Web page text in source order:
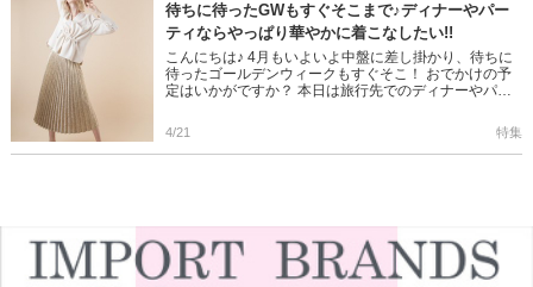
待ちに待ったGWもすぐそこまで♪ディナーやパー
ティならやっぱり華やかに着こなしたい!!
こんにちは♪ 4月もいよいよ中盤に差し掛かり、待ちに
待ったゴールデンウィークもすぐそこ！ おでかけの予
定はいかがですか？ 本日は旅行先でのディナーやパー
ったりなアイテムを […]
4/21 特集